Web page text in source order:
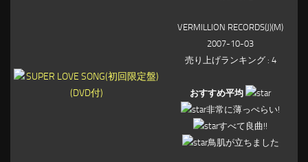
VERMILLION RECORDS(J)(M)
2007-10-03
売り上げランキング : 4
おすすめ平均
非常に薄っぺらい!
すべて良曲!!
鳥肌が立ちました